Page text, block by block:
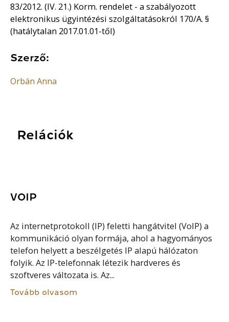
83/2012. (IV. 21.) Korm. rendelet - a szabályozott
elektronikus ügyintézési szolgáltatásokról 170/A. §
(hatálytalan 2017.01.01-től)
Szerző:
Orbán Anna
Relációk
VOIP
Az internetprotokoll (IP) feletti hangátvitel (VoIP) a
kommunikáció olyan formája, ahol a hagyományos
telefon helyett a beszélgetés IP alapú hálózaton
folyik. Az IP-telefonnak létezik hardveres és
szoftveres változata is. Az...
Tovább olvasom